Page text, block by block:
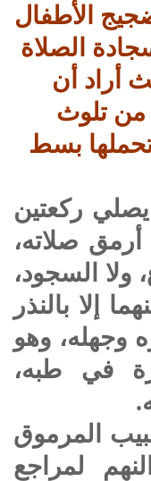
الأطفال
الصلاة
أراد أن
من تلوث
تحملها بسط
ركعتين
صلاته،
ولا السجود،
إلا بالنذر
وجهله، وهو
في طبه،
المرموق
لمراجع